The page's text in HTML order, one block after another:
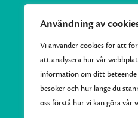
Användning av
Vi använder cookies för att
att analysera hur vår
information om ditt beteende
besöker och hur länge du
oss förstå hur vi kan göra vår
Vi samlar
månad ut 10–15 nya